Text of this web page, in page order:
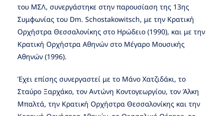
του ΜΣΛ, συνεργάστηκε στην παρουσίαση της 13ης
Συμφωνίας του Dm. Schostakowitsch, με την Κρατική
Ορχήστρα Θεσσαλονίκης στο Ηρώδειο (1990), και με την
Κρατική Ορχήστρα Αθηνών στο Μέγαρο Μουσικής
Αθηνών (1996).
Έχει επίσης συνεργαστεί με το Μάνο Χατζιδάκι, το
Σταύρο Ξαρχάκο, τον Αντώνη Κοντογεωργίου, τον Άλκη
Μπαλτά, την Κρατική Ορχήστρα Θεσσαλονίκης και την